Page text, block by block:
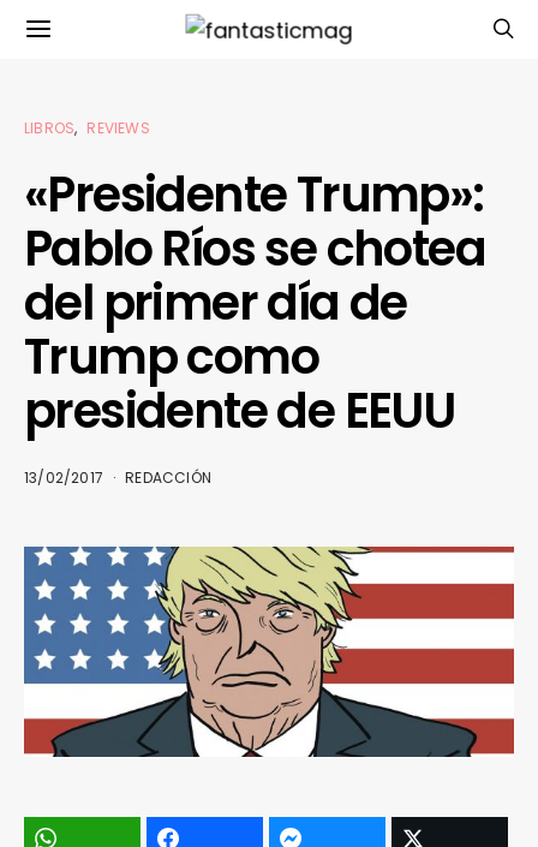
LIBROS REVIEWS
«Presidente Trump»:
Pablo Ríos se chotea
del primer día de
Trump como
presidente de EEUU
13/02/2017 REDACCIÓN